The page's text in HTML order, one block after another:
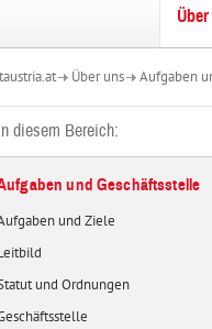
Über uns Aufgaben
In diesem Bereich:
und Geschäftsstelle
und Ziele
und Ordnungen